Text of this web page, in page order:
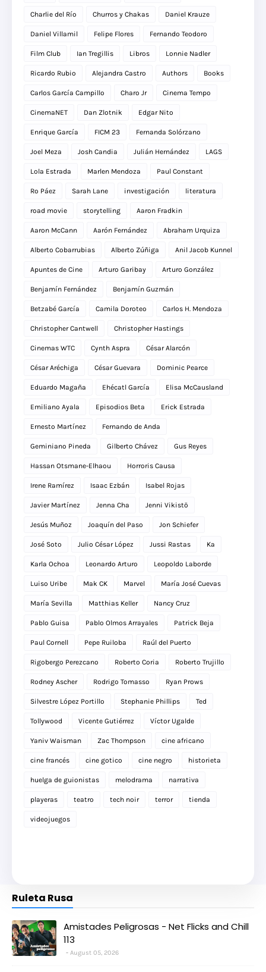
Charlie del Río Churros y Chakas Daniel Krauze
Daniel Villamil Felipe Flores Fernando Teodoro
Film Club Ian Tregillis Libros Lonnie Nadler
Ricardo Rubio Alejandra Castro Authors Books
Carlos García Campillo Charo Jr Cinema Tempo
CinemaNET Dan Zlotnik Edgar Nito
Enrique García FICM 23 Fernanda Solórzano
Joel Meza Josh Candia Julián Hernández LAGS
Lola Estrada Marlen Mendoza Paul Constant
Ro Páez Sarah Lane investigación literatura
road movie storytelling Aaron Fradkin
Aaron McCann Aarón Fernández Abraham Urquiza
Alberto Cobarrubias Alberto Zúñiga Anil Jacob Kunnel
Apuntes de Cine Arturo Garibay Arturo González
Benjamín Fernández Benjamín Guzmán
Betzabé García Camila Doroteo Carlos H. Mendoza
Christopher Cantwell Christopher Hastings
Cinemas WTC Cynth Aspra César Alarcón
César Aréchiga César Guevara Dominic Pearce
Eduardo Magaña Ehécatl García Elisa McCausland
Emiliano Ayala Episodios Beta Erick Estrada
Ernesto Martínez Fernando de Anda
Geminiano Pineda Gilberto Chávez Gus Reyes
Hassan Otsmane-Elhaou Horroris Causa
Irene Ramírez Isaac Ezbán Isabel Rojas
Javier Martínez Jenna Cha Jenni Vikistö
Jesús Muñoz Joaquín del Paso Jon Schiefer
José Soto Julio César López Jussi Rastas Ka
Karla Ochoa Leonardo Arturo Leopoldo Laborde
Luiso Uribe Mak CK Marvel María José Cuevas
María Sevilla Matthias Keller Nancy Cruz
Pablo Guisa Pablo Olmos Arrayales Patrick Beja
Paul Cornell Pepe Ruiloba Raúl del Puerto
Rigobergo Perezcano Roberto Coria Roberto Trujillo
Rodney Ascher Rodrigo Tomasso Ryan Prows
Silvestre López Portillo Stephanie Phillips Ted
Tollywood Vicente Gutiérrez Víctor Ugalde
Yaniv Waisman Zac Thompson cine africano
cine francés cine gotico cine negro historieta
huelga de guionistas melodrama narrativa
playeras teatro tech noir terror tienda
videojuegos
Ruleta Rusa
Amistades Peligrosas - Net Flicks and Chill
113
August 05, 2026